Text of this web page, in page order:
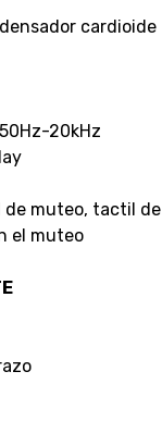
cardioide
20kHz
muteo, tactil
el muteo